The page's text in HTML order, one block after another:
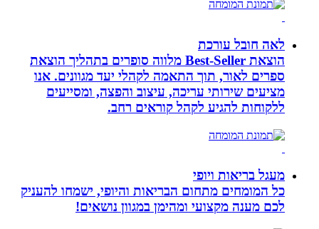
לאה חובל עורכת
הוצאת Best-Seller מלווה סופרים בתהליך הוצאת
ספרים לאור, תוך התאמה לקהלי יעד מגוונים. אנו
מציעים שירותי עריכה, עיצוב והפצה, ומסייעים
ללקוחות להגיע לקהל קוראים רחב.
מעגל בריאות ויופי
כל המומחים מתחום הבריאות והיופי, ישמחו להעניק
לכם מענה מקצועי ומהימן במגוון נושאים!